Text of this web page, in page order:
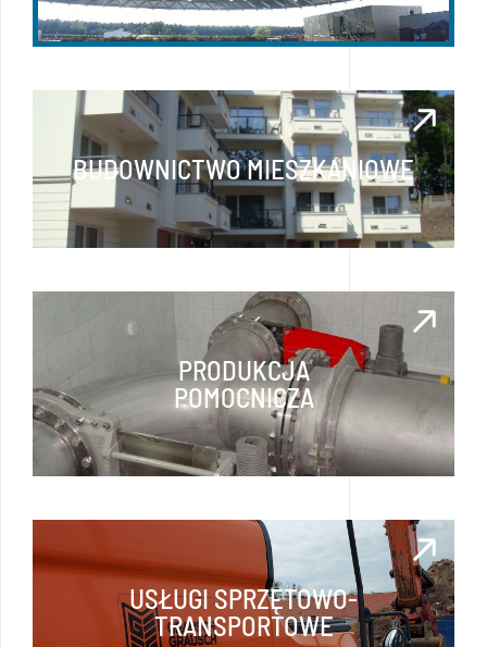
BUDOWNICTWO MIESZKANIOWE
PRODUKCJA
POMOCNICZA
USŁUGI SPRZĘTOWO-
TRANSPORTOWE